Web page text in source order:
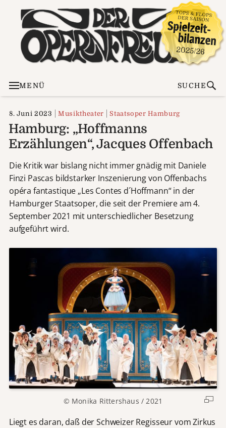
MENÜ SUCHE
8. Juni 2023 Musiktheater Staatsoper Hamburg
Hamburg: „Hoffmanns
Erzählungen“, Jacques Offenbach
Die Kritik war bislang nicht immer gnädig mit Daniele
Finzi Pascas bildstarker Inszenierung von Offenbachs
opéra fantastique „Les Contes d´Hoffmann“ in der
Hamburger Staatsoper, die seit der Premiere am 4.
September 2021 mit unterschiedlicher Besetzung
aufgeführt wird.
© Monika Rittershaus / 2021
Liegt es daran, daß der Schweizer Regisseur vom Zirkus